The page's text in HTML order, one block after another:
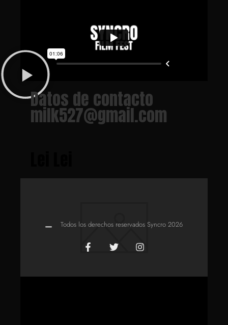
Datos de contacto
milk527@gmail.com
Todos los derechos reservados Syncro 2026